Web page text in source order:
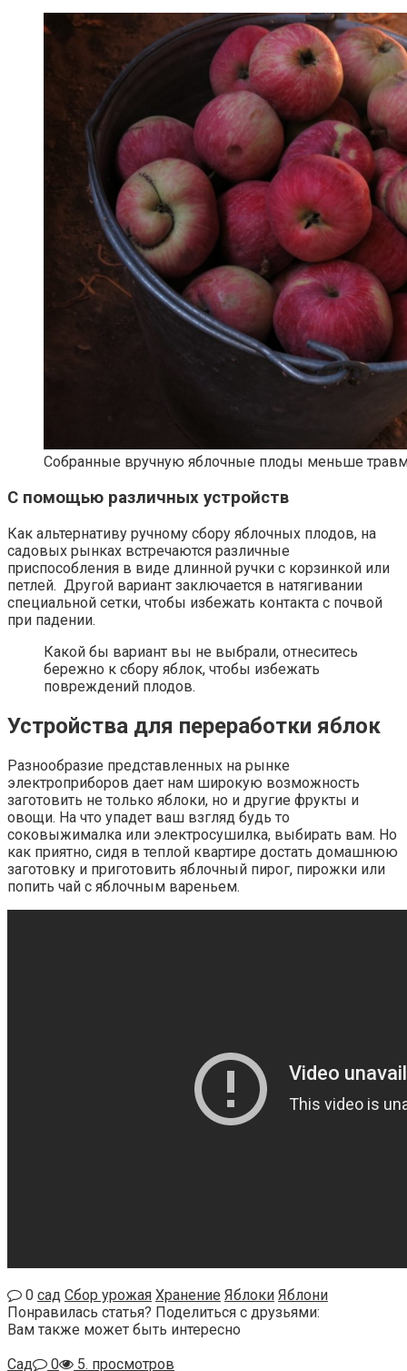
Собранные вручную яблочные плоды меньше
С помощью различных устройств
Как альтернативу ручному сбору яблочных плодов, на
садовых рынках встречаются различные
приспособления в виде длинной ручки с корзинкой или
петлей. Другой вариант заключается в натягивании
специальной сетки, чтобы избежать контакта с почвой
при падении.
Какой бы вариант вы не выбрали, отнеситесь
бережно к сбору яблок, чтобы избежать
повреждений плодов.
Устройства для переработки яблок
Разнообразие представленных на рынке
электроприборов дает нам широкую возможность
заготовить не только яблоки, но и другие фрукты и
овощи. На что упадет ваш взгляд будь то
соковыжималка или электросушилка, выбирать вам. Но
как приятно, сидя в теплой квартире достать домашнюю
заготовку и приготовить яблочный пирог, пирожки или
попить чай с яблочным вареньем.
0 сад Сбор урожая Хранение Яблоки Яблони
Понравилась статья? Поделиться с друзьями:
Вам также может быть интересно
Сад
0 5. просмотров